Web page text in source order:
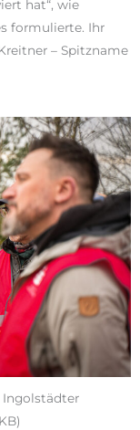
hat“, wie
formulierte. Ihr
– Spitzname
Ingolstädter